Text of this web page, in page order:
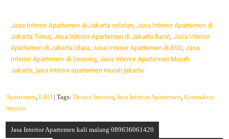
Jasa Interior Apartemen di Jakarta selatan,Jasa Interior Apartemen di
Jakarta Timur,Jasa Interior Apartemen di Jakarta Barat,Jasa Interior
Apartemen di Jakarta Utara,Jasa Interior Apartemen di BSD,Jasa
Interior Apartemen di Serpong, Jasa Interior Apartemen Murah
Jakarta, jasa interior apartemen murah jakarta
Apartemen,LBO | Tags:Desain Interior,Jasa Interior Apartemen,Kontraktor
interior
Jasa Interior Apartemen kali malang 089636061420